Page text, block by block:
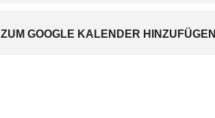
ZUM GOOGLE KALENDER HINZUFÜGEN